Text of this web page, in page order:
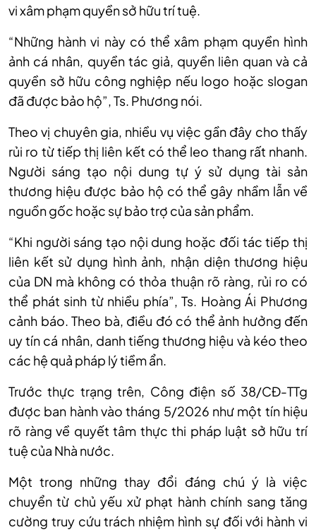
vi xâm phạm quyền sở hữu trí tuệ.
“Những hành vi này có thể xâm phạm quyền hình
ảnh cá nhân, quyền tác giả, quyền liên quan và cả
quyền sở hữu công nghiệp nếu logo hoặc slogan
đã được bảo hộ”, Ts. Phương nói.
Theo vị chuyên gia, nhiều vụ việc gần đây cho thấy
rủi ro từ tiếp thị liên kết có thể leo thang rất nhanh.
Người sáng tạo nội dung tự ý sử dụng tài sản
thương hiệu được bảo hộ có thể gây nhầm lẫn về
nguồn gốc hoặc sự bảo trợ của sản phẩm.
“Khi người sáng tạo nội dung hoặc đối tác tiếp thị
liên kết sử dụng hình ảnh, nhận diện thương hiệu
của DN mà không có thỏa thuận rõ ràng, rủi ro có
thể phát sinh từ nhiều phía”, Ts. Hoàng Ái Phương
cảnh báo. Theo bà, điều đó có thể ảnh hưởng đến
uy tín cá nhân, danh tiếng thương hiệu và kéo theo
các hệ quả pháp lý tiềm ẩn.
Trước thực trạng trên, Công điện số 38/CĐ-TTg
được ban hành vào tháng 5/2026 như một tín hiệu
rõ ràng về quyết tâm thực thi pháp luật sở hữu trí
tuệ của Nhà nước.
Một trong những thay đổi đáng chú ý là việc
chuyển từ chủ yếu xử phạt hành chính sang tăng
cường truy cứu trách nhiệm hình sự đối với hành vi